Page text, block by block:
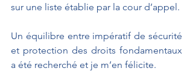
sur une liste établie par la cour d’appel.
Un équilibre entre impératif de sécurité
et protection des droits fondamentaux
a été recherché et je m’en félicite.